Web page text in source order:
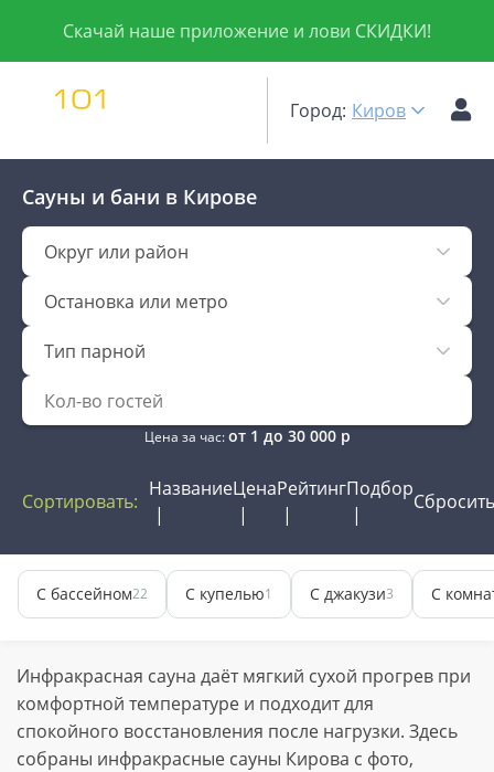
Скачай наше приложение и лови СКИДКИ!
Город: Киров
Сауны и бани в Кирове
Округ или район
Остановка или метро
Тип парной
Цена за час:от 1 до 30 000р
Сортировать:
НазваниеЦенаРейтингПодбор
Сбросить
С бассейном22 С купелью1 С джакузи3 С
Инфракрасная сауна даёт мягкий сухой прогрев при
комфортной температуре и подходит для
спокойного восстановления после нагрузки. Здесь
собраны инфракрасные сауны Кирова с фото,